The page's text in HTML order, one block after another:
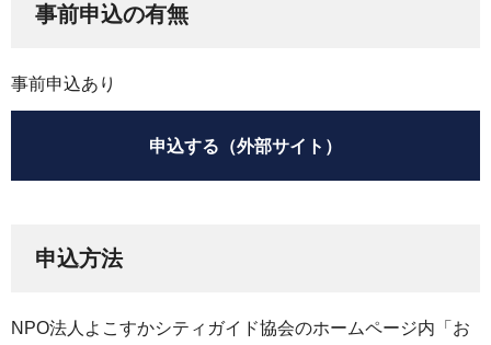
事前申込の有無
事前申込あり
申込する（外部サイト）
申込方法
NPO法人よこすかシティガイド協会のホームページ内「お